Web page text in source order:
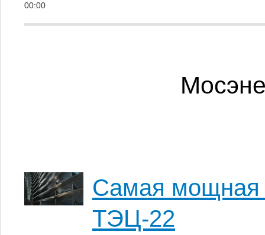
00:00
Самая мощная
ТЭЦ-22